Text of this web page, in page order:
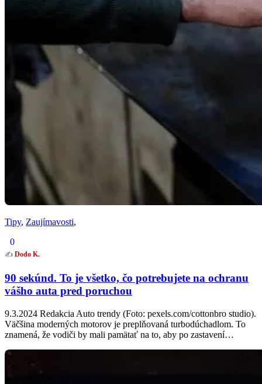
Tipy, Zaujímavosti,
0
✍️ Dodo K.
90 sekúnd. To je všetko, čo potrebujete na ochranu
vášho auta pred poruchou
9.3.2024 Redakcia Auto trendy (Foto: pexels.com/cottonbro studio).
Väčšina moderných motorov je preplňovaná turbodúchadlom. To
znamená, že vodiči by mali pamätať na to, aby po zastavení…